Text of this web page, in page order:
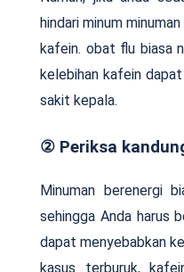
hindari minum
kafein. obat flu biasa
kelebihan kafein
sakit kepala.
② Periksa
Minuman berenergi
sehingga Anda harus
dapat menyebabkan
kasus terburuk,